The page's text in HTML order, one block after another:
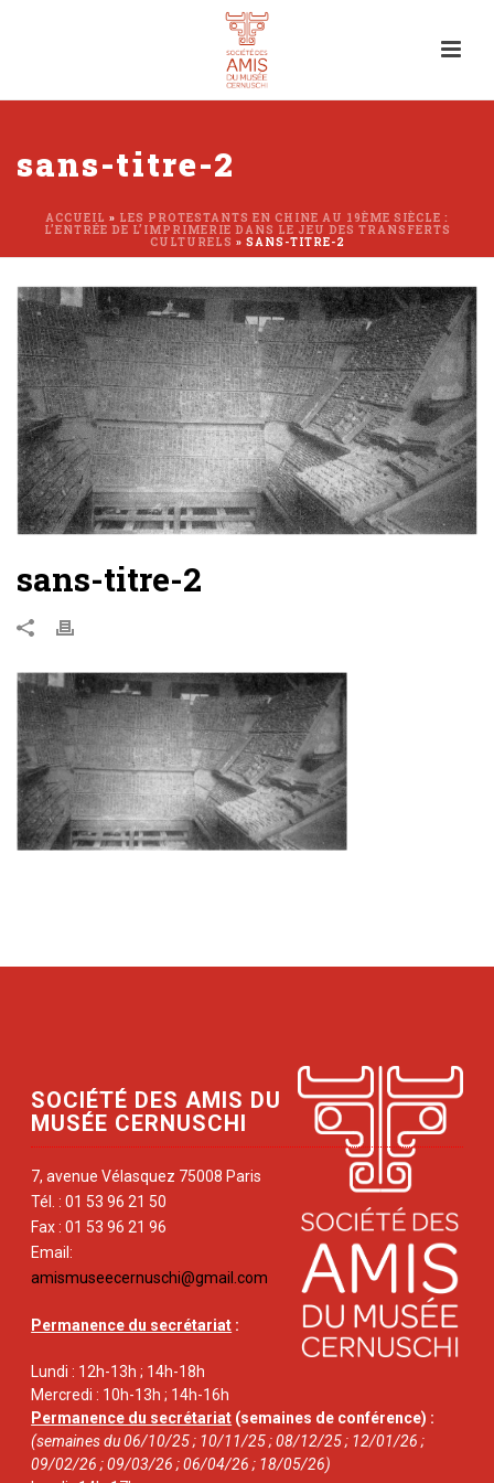
sans-titre-2
ACCUEIL » LES PROTESTANTS EN CHINE AU 19ÈME SIÈCLE :
L’ENTRÉE DE L’IMPRIMERIE DANS LE JEU DES TRANSFERTS
CULTURELS » SANS-TITRE-2
sans-titre-2
SOCIÉTÉ DES AMIS DU
MUSÉE CERNUSCHI
7, avenue Vélasquez 75008 Paris
Tél. : 01 53 96 21 50
Fax : 01 53 96 21 96
Email:
amismuseecernuschi@gmail.com
Permanence du secrétariat :
Lundi : 12h-13h ; 14h-18h
Mercredi : 10h-13h ; 14h-16h
Permanence du secrétariat (semaines de conférence) :
(semaines du 06/10/25 ; 10/11/25 ; 08/12/25 ; 12/01/26 ;
09/02/26 ; 09/03/26 ; 06/04/26 ; 18/05/26)